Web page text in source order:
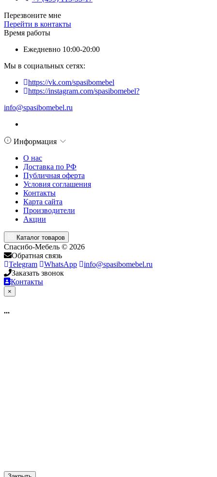
Перезвоните мне
Перейти в контакты
Время работы
Ежедневно 10:00-20:00
Мы в социальных сетях:
https://vk.com/spasibomebel
https://instagram.com/spasibomebel?
info@spasibomebel.ru
Информация
О нас
Доставка по РФ
Публичная оферта
Условия соглашения
Контакты
Карта сайта
Производители
Акции
Каталог товаров
Спасибо-Мебель © 2026
Обратная связь
Telegram
WhatsApp
info@spasibomebel.ru
Заказать звонок
Контакты
×
...